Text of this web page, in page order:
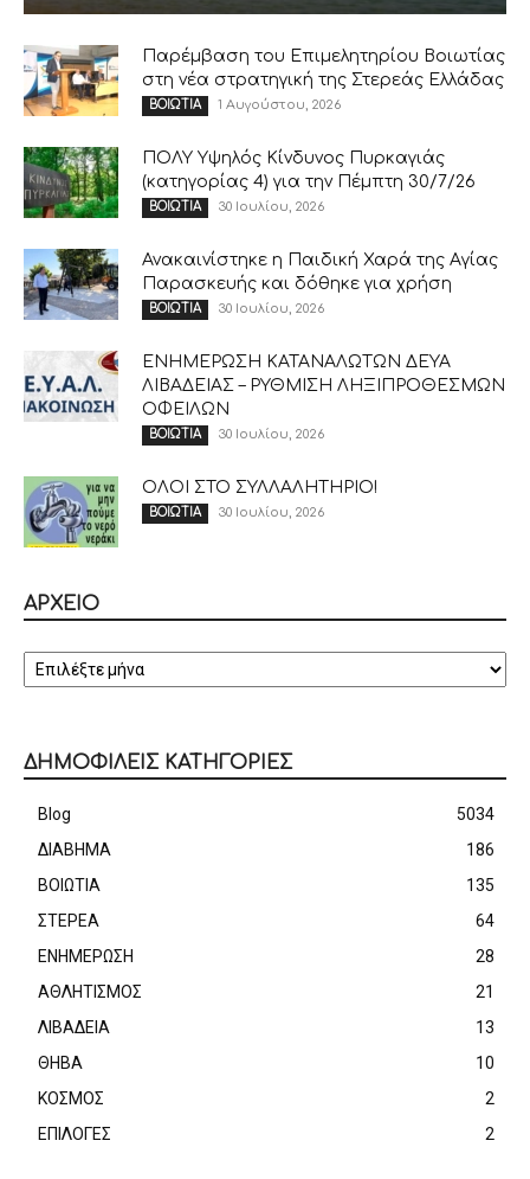
Παρέμβαση του Επιμελητηρίου Βοιωτίας
στη νέα στρατηγική της Στερεάς Ελλάδας
ΒΟΙΩΤΙΑ 1 Αυγούστου, 2026
ΠΟΛΥ Υψηλός Κίνδυνος Πυρκαγιάς
(κατηγορίας 4) για την Πέμπτη 30/7/26
ΒΟΙΩΤΙΑ 30 Ιουλίου, 2026
Ανακαινίστηκε η Παιδική Χαρά της Αγίας
Παρασκευής και δόθηκε για χρήση
ΒΟΙΩΤΙΑ 30 Ιουλίου, 2026
ΕΝΗΜΕΡΩΣΗ ΚΑΤΑΝΑΛΩΤΩΝ ΔΕΥΑ
ΛΙΒΑΔΕΙΑΣ – ΡΥΘΜΙΣΗ ΛΗΞΙΠΡΟΘΕΣΜΩΝ
ΟΦΕΙΛΩΝ
ΒΟΙΩΤΙΑ 30 Ιουλίου, 2026
ΟΛΟΙ ΣΤΟ ΣΥΛΛΑΛΗΤΗΡΙΟ!
ΒΟΙΩΤΙΑ 30 Ιουλίου, 2026
ΑΡΧΕΙΟ
ΔΗΜΟΦΙΛΕΙΣ ΚΑΤΗΓΟΡΙΕΣ
Blog
5034
ΔΙΑΒΗΜΑ
186
ΒΟΙΩΤΙΑ
135
ΣΤΕΡΕΑ
64
ΕΝΗΜΕΡΩΣΗ
28
ΑΘΛΗΤΙΣΜΟΣ
21
ΛΙΒΑΔΕΙΑ
13
ΘΗΒΑ
10
ΚΟΣΜΟΣ
2
ΕΠΙΛΟΓΕΣ
2